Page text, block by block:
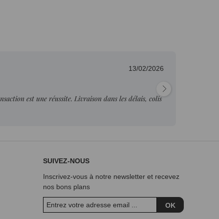
13/02/2026
est une réussite. Livraison dans les délais, colis
SUIVEZ-NOUS
Inscrivez-vous à notre newsletter et recevez
nos bons plans
OK